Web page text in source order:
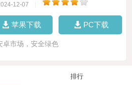
12-07
苹果下载 PC下载
卓市场，安全绿色
排行